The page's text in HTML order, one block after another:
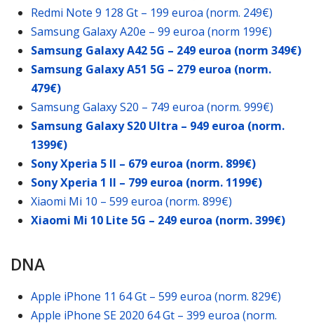
Redmi Note 9 128 Gt – 199 euroa (norm. 249€)
Samsung Galaxy A20e – 99 euroa (norm 199€)
Samsung Galaxy A42 5G – 249 euroa (norm 349€)
Samsung Galaxy A51 5G – 279 euroa (norm.
479€)
Samsung Galaxy S20 – 749 euroa (norm. 999€)
Samsung Galaxy S20 Ultra – 949 euroa (norm.
1399€)
Sony Xperia 5 II – 679 euroa (norm. 899€)
Sony Xperia 1 II – 799 euroa (norm. 1199€)
Xiaomi Mi 10 – 599 euroa (norm. 899€)
Xiaomi Mi 10 Lite 5G – 249 euroa (norm. 399€)
DNA
Apple iPhone 11 64 Gt – 599 euroa (norm. 829€)
Apple iPhone SE 2020 64 Gt – 399 euroa (norm.